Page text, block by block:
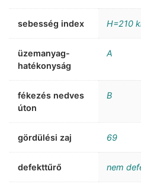
sebesség index H=210
üzemanyag-
hatékonyság
A
fékezés nedves
úton
B
gördülési zaj 69
defekttűrő nem